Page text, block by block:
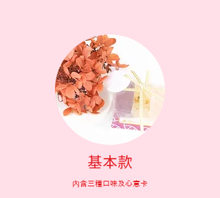
​基本款
內含三種口味及心意卡